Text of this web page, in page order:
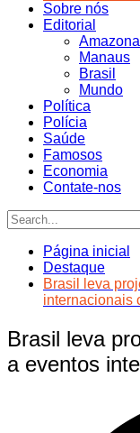
Sobre nós
Editorial
Manaus
Brasil
Mundo
Política
Polícia
Saúde
Famosos
Economia
Contate-nos
Página inicial
Destaque
Brasil leva
internacionais
Brasil leva
a eventos